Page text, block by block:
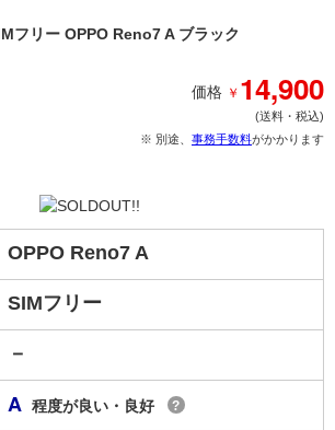
フリー OPPO Reno7 A ブラック
価格 ￥ 14,900
(送料・税込)
※ 別途、 事務手数料がかかります
OPPO Reno7 A
SIMフリー
－
A 程度が良い・良好 ?